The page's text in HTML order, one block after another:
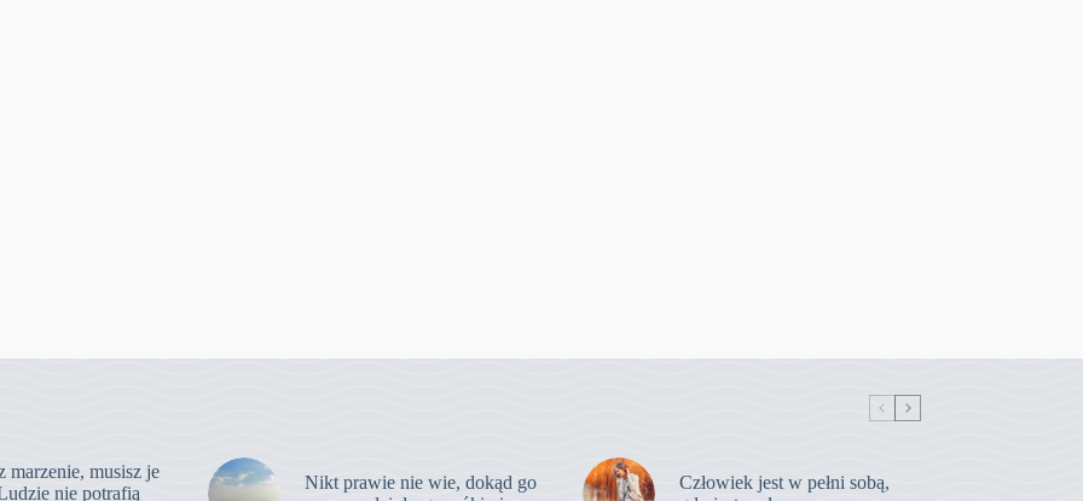
marzenie, musisz je
nie potrafią
Nikt prawie nie wie, dokąd go
Człowiek jest w pełni sobą,